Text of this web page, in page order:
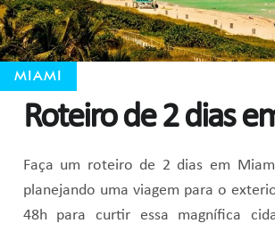
MIAMI
Roteiro de 2 dias
Faça um roteiro de 2 dias em
planejando uma viagem para o
48h para curtir essa magnífica